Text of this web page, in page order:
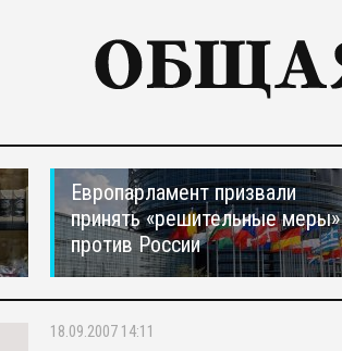
Европарламент призвали
принять «решительные меры»
против России
18.09.2007 14:11